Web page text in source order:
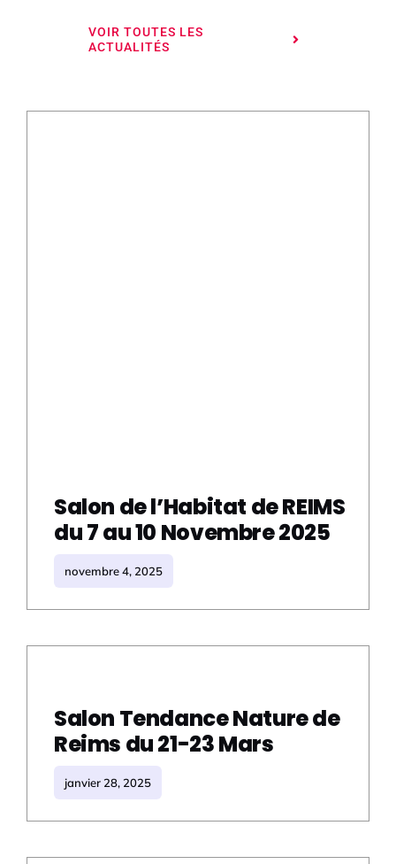
VOIR TOUTES LES
ACTUALITÉS
Salon de l’Habitat de REIMS
du 7 au 10 Novembre 2025
novembre 4, 2025
Salon Tendance Nature de
Reims du 21-23 Mars
janvier 28, 2025